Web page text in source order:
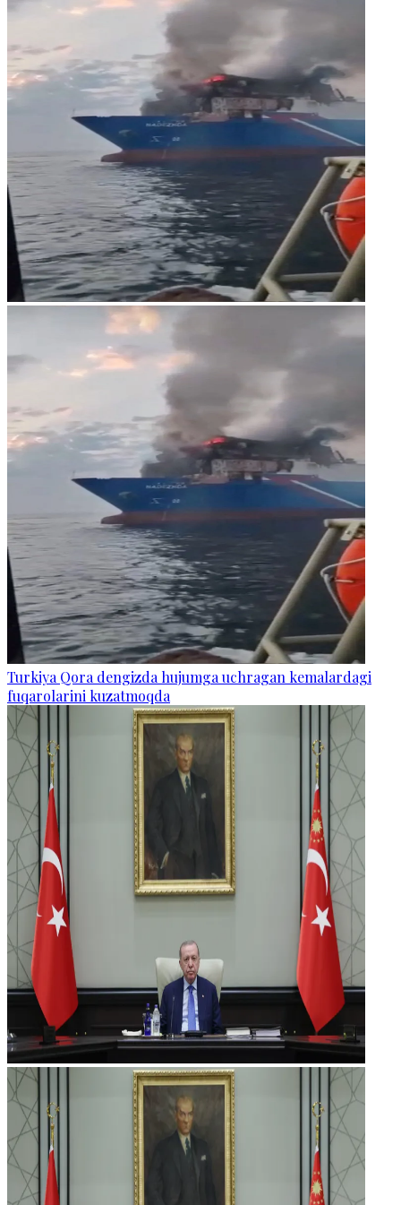
Turkiya Qora dengizda hujumga uchragan kemalardagi
fuqarolarini kuzatmoqda